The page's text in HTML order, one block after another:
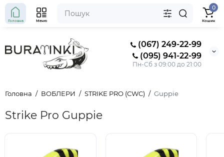
(067) 249-22-99
(095) 941-22-99
Пн-Сб з 09:00 до 21:00
Головна Меню
0
Кошик
Головна ВОБЛЕРИ STRIKE PRO (CWC) Guppie
Strike Pro Guppie